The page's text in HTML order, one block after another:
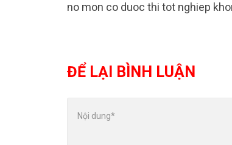
no mon co duoc thi tot nghiep
ĐỂ LẠI BÌNH LUẬN